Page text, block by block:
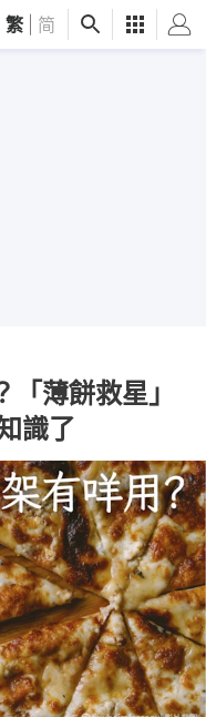
繁 简
薄餅救星」
識了